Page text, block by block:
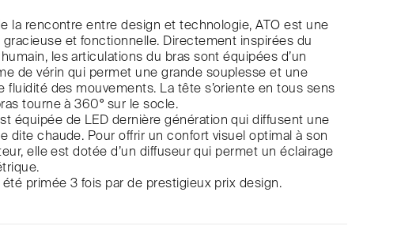
la rencontre entre design et technologie, ATO est une
gracieuse et fonctionnelle. Directement inspirées du
les articulations du bras sont équipées d’un
de vérin qui permet une grande souplesse et une
fluidité des mouvements. La tête s’oriente en tous sens
tourne à 360° sur le socle.
équipée de LED dernière génération qui diffusent une
dite chaude. Pour offrir un confort visuel optimal à son
elle est dotée d’un diffuseur qui permet un éclairage
été primée 3 fois par de prestigieux prix design.